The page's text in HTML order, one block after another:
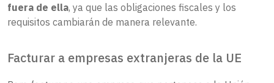
fuera de ella, ya que las obligaciones fiscales y los
requisitos cambiarán de manera relevante.
Facturar a empresas extranjeras de la UE